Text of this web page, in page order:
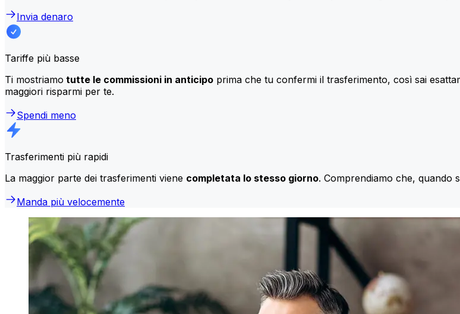
Invia denaro
Tariffe più basse
Ti mostriamo tutte le commissioni in anticipo prima che tu confermi il trasferimento, così sai
maggiori risparmi per te.
Spendi meno
Trasferimenti più rapidi
La maggior parte dei trasferimenti viene completata lo stesso giorno. Comprendiamo che, quando
Manda più velocemente